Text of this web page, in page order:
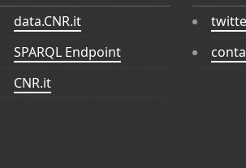
data.CNR.it
SPARQL Endpoint
CNR.it